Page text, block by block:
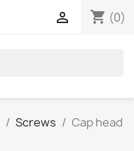
shopping_cart (0)

Screws
Cap head